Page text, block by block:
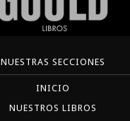
NUESTRAS SECCIONES
INICIO
NUESTROS LIBROS